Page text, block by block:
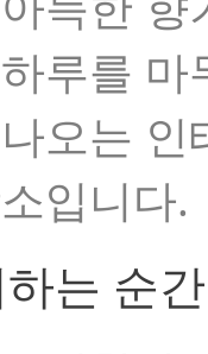
루를
오는
입니다.
는 순